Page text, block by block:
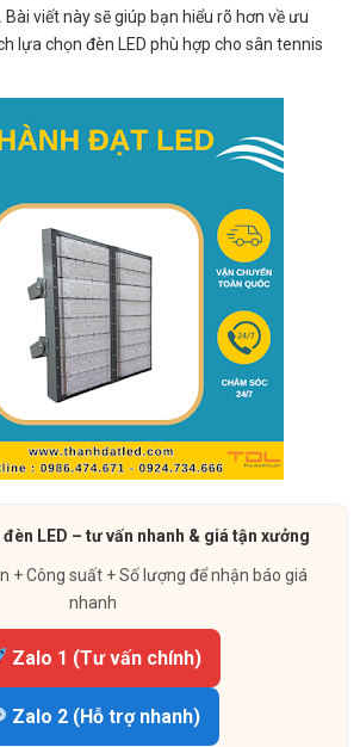
viết này sẽ giúp bạn hiểu rõ hơn về ưu
lựa chọn đèn LED phù hợp cho sân tennis
đèn LED – tư vấn nhanh & giá tận xưởng
+ Công suất + Số lượng để nhận báo giá
nhanh
Zalo 1 (Tư vấn chính)
Zalo 2 (Hỗ trợ nhanh)